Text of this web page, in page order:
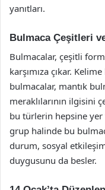
yanıtları.
Bulmaca Çeşitleri
Bulmacalar, çeşitli
karşımıza çıkar.
bulmacalar, mantık
meraklılarının ilgisini
bu türlerin hepsine
grup halinde bu
durum, sosyal
duygusunu da besler.